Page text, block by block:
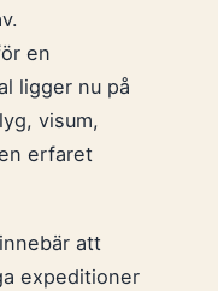
en
ligger nu på
visum,
erfaret
att
expeditioner